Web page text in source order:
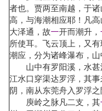
者也。贾两至南越，于
高，与海潮相应耶！凡
大泽通，故一开而潮升，
所使耳。飞云顶上，又
潮应，分为诸峰瀑布，山
山中有罗阳溪，水甚
江水口穿渠达罗浮，其
阴，南从东莞舟入罗浮之
庾岭之脉凡二支，其